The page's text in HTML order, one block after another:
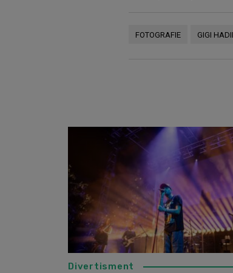
FOTOGRAFIE GIGI
Divertisment